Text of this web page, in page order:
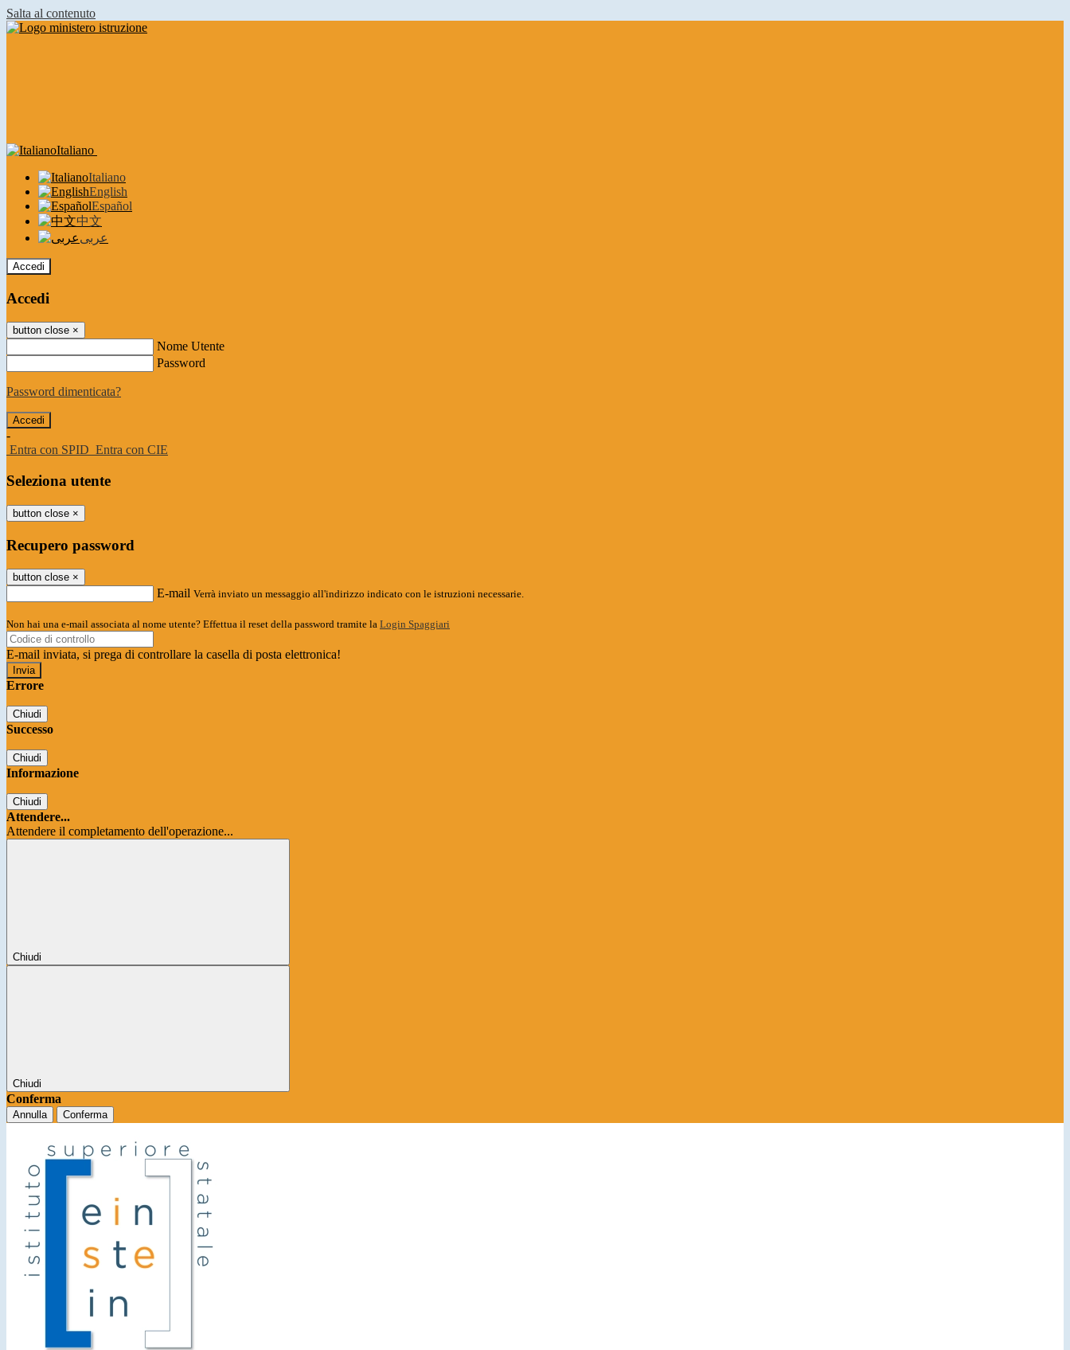
Salta al contenuto
Italiano
Italiano
English
Español
中文
عربى
Accedi
Accedi
button close ×
Nome Utente
Password
Password dimenticata?
-
Entra con SPID Entra con CIE
Seleziona utente
button close ×
Recupero password
button close ×
E-mail Verrà inviato un messaggio all'indirizzo indicato con le istruzioni necessarie.
Non hai una e-mail associata al nome utente? Effettua il reset della password tramite la Login Spaggiari
E-mail inviata, si prega di controllare la casella di posta elettronica!
Errore
Chiudi
Successo
Chiudi
Informazione
Chiudi
Attendere...
Attendere il completamento dell'operazione...
Chiudi
Chiudi
Conferma
Annulla Conferma